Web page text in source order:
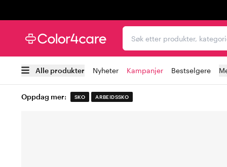
Søk etter produkter,
Alle produkter Nyheter Kampanjer Bestselgere
Oppdag mer: SKO ARBEIDSSKO